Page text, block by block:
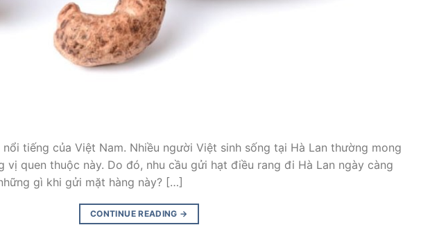
tiếng của Việt Nam. Nhiều người Việt sinh sống tại Hà Lan thường mong
vị quen thuộc này. Do đó, nhu cầu gửi hạt điều rang đi Hà Lan ngày càng
gì khi gửi mặt hàng này? […]
CONTINUE READING →